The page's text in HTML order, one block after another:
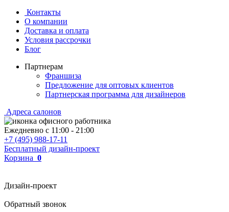
Контакты
О компании
Доставка и оплата
Условия рассрочки
Блог
Партнерам
Франшиза
Предложение для оптовых клиентов
Партнерская программа для дизайнеров
Адреса салонов
Ежедневно с 11:00 - 21:00
+7 (495) 988-17-11
Бесплатный дизайн-проект
Корзина 0
Дизайн-проект
Обратный звонок